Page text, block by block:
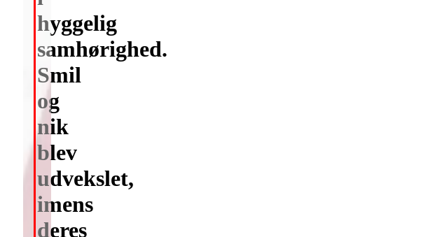
hyggelig
samhørighed.
Smil
og
nik
blev
udvekslet,
imens
deres